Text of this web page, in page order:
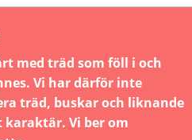
med träd som föll i och
Vi har därför inte
träd, buskar och liknande
Vi ber om